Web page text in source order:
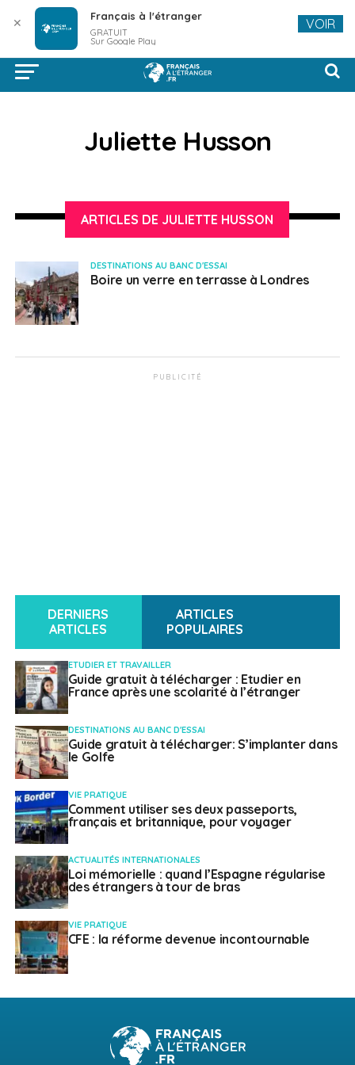
Juliette Husson
ARTICLES DE JULIETTE HUSSON
DESTINATIONS AU BANC D'ESSAI
Boire un verre en terrasse à Londres
PUBLICITÉ
DERNIERS
ARTICLES
ARTICLES
POPULAIRES
ETUDIER ET TRAVAILLER
Guide gratuit à télécharger : Etudier en
France après une scolarité à l’étranger
DESTINATIONS AU BANC D'ESSAI
Guide gratuit à télécharger: S’implanter dans
le Golfe
VIE PRATIQUE
Comment utiliser ses deux passeports,
français et britannique, pour voyager
ACTUALITÉS INTERNATIONALES
Loi mémorielle : quand l’Espagne régularise
des étrangers à tour de bras
VIE PRATIQUE
CFE : la réforme devenue incontournable
✕ Français à l'étranger
GRATUIT
Sur Google Play
VOIR